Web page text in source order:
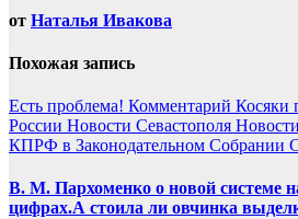
от Наталья Ивакова
Похожая запись
Есть проблема! Комментарий Косяки
России Новости Севастополя
КПРФ в Законодательном Собрании
В. М. Пархоменко о новой системе
цифрах.А стоила ли овчинка